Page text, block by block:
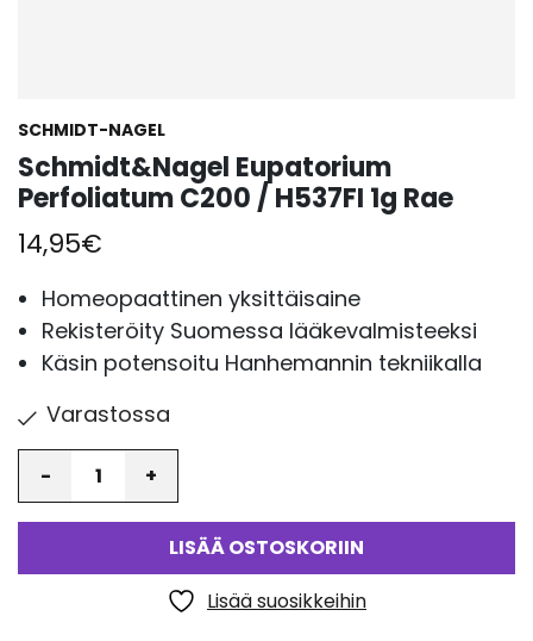
SCHMIDT-NAGEL
Schmidt&Nagel Eupatorium
Perfoliatum C200 / H537FI 1g Rae
14,95€
Homeopaattinen yksittäisaine
Rekisteröity Suomessa lääkevalmisteeksi
Käsin potensoitu Hanhemannin tekniikalla
Varastossa
LISÄÄ OSTOSKORIIN
Lisää suosikkeihin